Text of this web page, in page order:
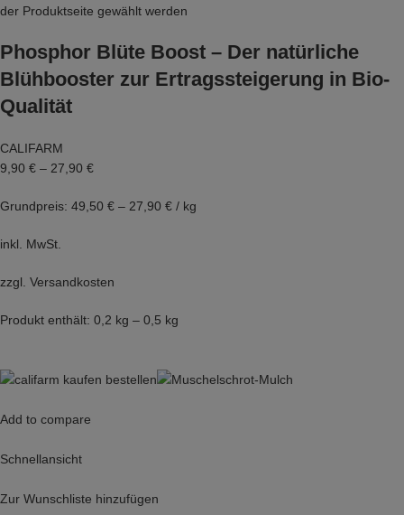
der Produktseite gewählt werden
Phosphor Blüte Boost – Der natürliche
Blühbooster zur Ertragssteigerung in Bio-
Qualität
CALIFARM
9,90 € – 27,90 €
Grundpreis: 49,50 € – 27,90 € / kg
inkl. MwSt.
zzgl. Versandkosten
Produkt enthält: 0,2 kg – 0,5 kg
Add to compare
Schnellansicht
Zur Wunschliste hinzufügen